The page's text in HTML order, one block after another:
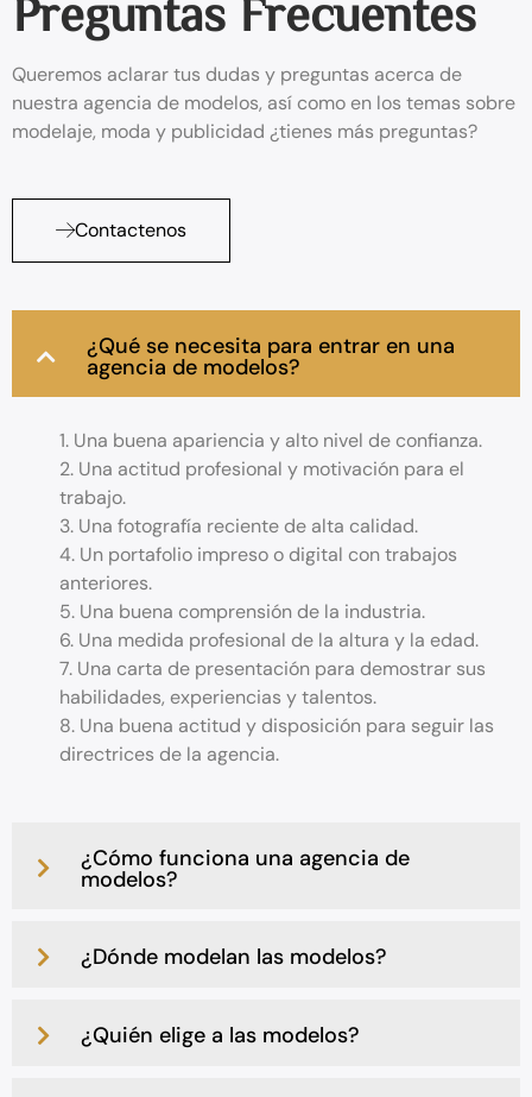
Preguntas Frecuentes
Queremos aclarar tus dudas y preguntas acerca de
nuestra agencia de modelos, así como en los temas sobre
modelaje, moda y publicidad ¿tienes más preguntas?
Contactenos
¿Qué se necesita para entrar en una
agencia de modelos?
1. Una buena apariencia y alto nivel de confianza.
2. Una actitud profesional y motivación para el
trabajo.
3. Una fotografía reciente de alta calidad.
4. Un portafolio impreso o digital con trabajos
anteriores.
5. Una buena comprensión de la industria.
6. Una medida profesional de la altura y la edad.
7. Una carta de presentación para demostrar sus
habilidades, experiencias y talentos.
8. Una buena actitud y disposición para seguir las
directrices de la agencia.
¿Cómo funciona una agencia de
modelos?
¿Dónde modelan las modelos?
¿Quién elige a las modelos?